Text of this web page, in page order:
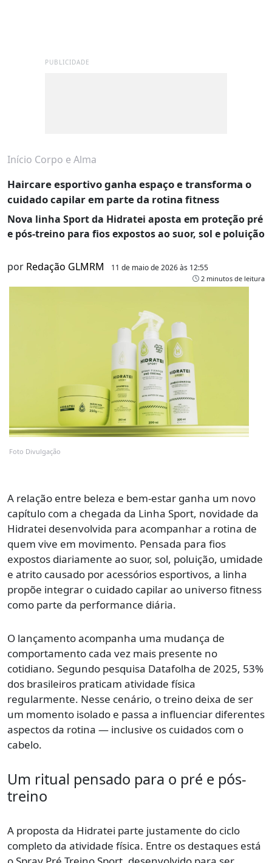
PUBLICIDADE
Início Corpo e Alma
Haircare esportivo ganha espaço e transforma o
cuidado capilar em parte da rotina fitness
Nova linha Sport da Hidratei aposta em proteção pré
e pós-treino para fios expostos ao suor, sol e poluição
por Redação GLMRM 11 de maio de 2026 às 12:55
2 minutos de leitura
Foto Divulgação
A relação entre beleza e bem-estar ganha um novo
capítulo com a chegada da Linha Sport, novidade da
Hidratei desenvolvida para acompanhar a rotina de
quem vive em movimento. Pensada para fios
expostos diariamente ao suor, sol, poluição, umidade
e atrito causado por acessórios esportivos, a linha
propõe integrar o cuidado capilar ao universo fitness
como parte da performance diária.
O lançamento acompanha uma mudança de
comportamento cada vez mais presente no
cotidiano. Segundo pesquisa Datafolha de 2025, 53%
dos brasileiros praticam atividade física
regularmente. Nesse cenário, o treino deixa de ser
um momento isolado e passa a influenciar diferentes
aspectos da rotina — inclusive os cuidados com o
cabelo.
Um ritual pensado para o pré e pós-
treino
A proposta da Hidratei parte justamente do ciclo
completo da atividade física. Entre os destaques está